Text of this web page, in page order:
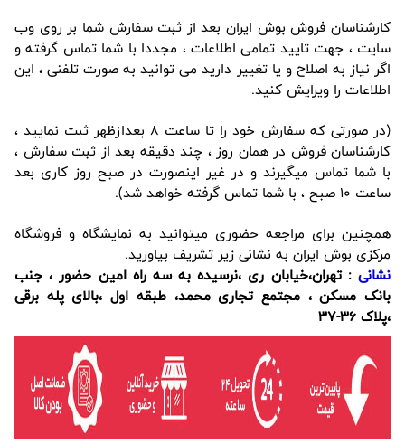
کارشناسان فروش بوش ایران بعد از ثبت سفارش شما بر روی وب
سایت ، جهت تایید تمامی اطلاعات ، مجددا با شما تماس گرفته و
اگر نیاز به اصلاح و یا تغییر دارید می توانید به صورت تلفنی ، این
اطلاعات را ویرایش کنید.
(در صورتی که سفارش خود را تا ساعت 8 بعدازظهر ثبت نمایید ،
کارشناسان فروش در همان روز ، چند دقیقه بعد از ثبت سفارش ،
با شما تماس میگیرند و در غیر اینصورت در صبح روز کاری بعد
ساعت 10 صبح ، با شما تماس گرفته خواهد شد).
همچنین برای مراجعه حضوری میتوانید به نمایشگاه و فروشگاه
مرکزی بوش ایران به نشانی زیر تشریف بیاورید.
نشانی: تهران،خیابان ری ،نرسیده به سه راه امین حضور ، جنب
بانک مسکن ، مجتمع تجاری محمد، طبقه اول ،بالای پله برقی
،پلاک 36-37